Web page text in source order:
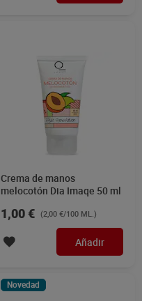
Crema de manos
melocotón Dia Imaqe 50 ml
1,00 € (2,00 €/100 ML.)
Añadir
Novedad